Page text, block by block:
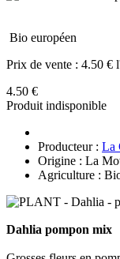
Bio européen
Prix de vente : 4.50 €
4.50 €
Produit indisponible
Producteur : La
Origine : La
Agriculture :
Dahlia pompon mix